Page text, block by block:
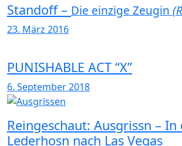
Standoff – Die einzige Zeugin
23. März 2016
PUNISHABLE ACT “X”
6. September 2018
Reingeschaut: Ausgrissn – In
Lederhosn nach Las Vegas